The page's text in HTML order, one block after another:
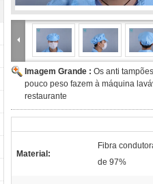
Imagem Grande : Os anti
pouco peso fazem à máquina
restaurante
Material:
Fibra
de 97%